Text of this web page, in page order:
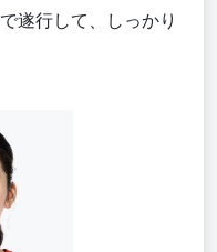
遂行して、しっかり